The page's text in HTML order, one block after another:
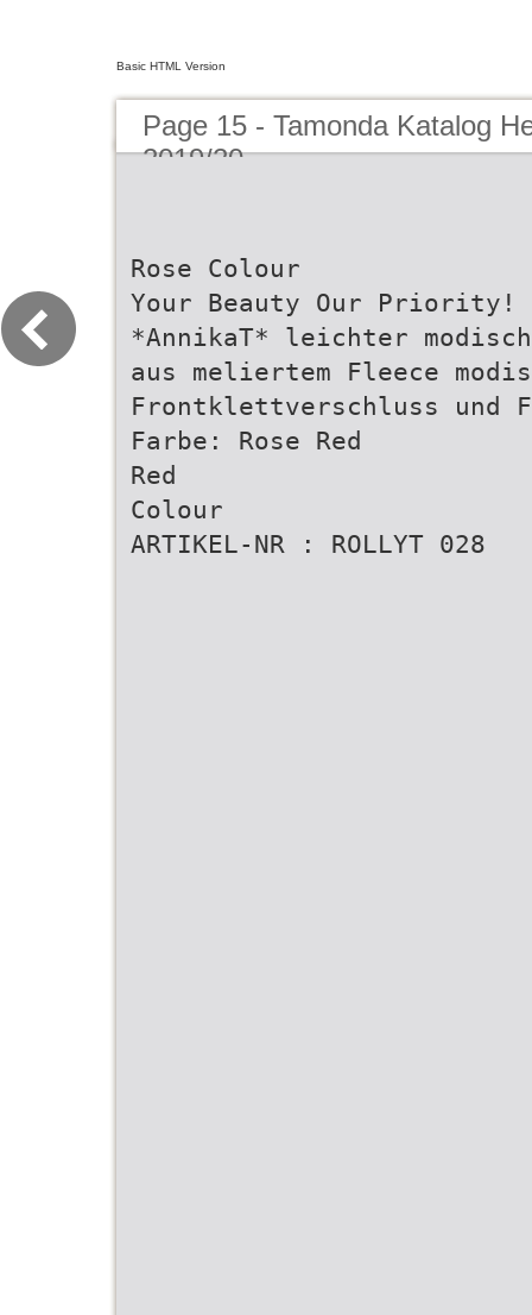
Basic HTML Version
Page 15 - Tamonda Katalog
2019/20
Rose Colour
Your Beauty Our Priority!
*AnnikaT* leichter
aus meliertem Fleece
Frontklettverschluss und
Farbe: Rose Red
Red
Colour
ARTIKEL-NR : ROLLYT 028